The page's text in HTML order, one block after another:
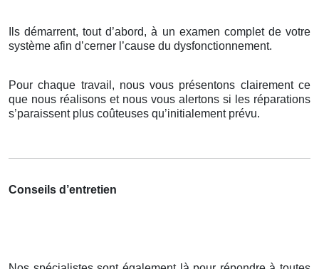
Ils démarrent, tout d’abord, à un examen complet de votre
système afin d’cerner l’cause du dysfonctionnement.
Pour chaque travail, nous vous présentons clairement ce
que nous réalisons et nous vous alertons si les réparations
s’paraissent plus coûteuses qu’initialement prévu.
Conseils d’entretien